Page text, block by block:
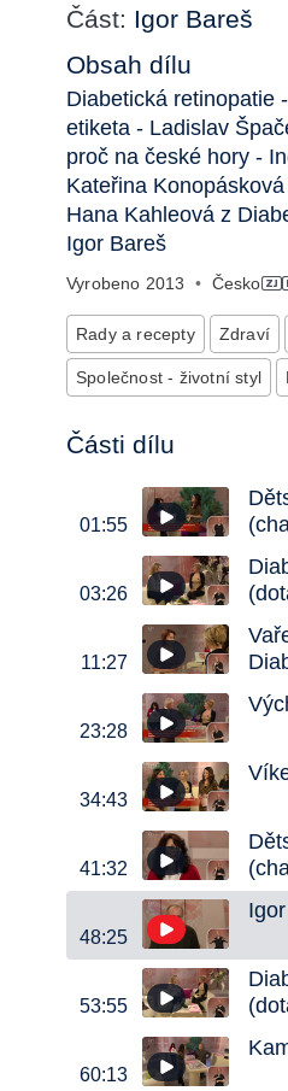
Část: Igor Bareš
Obsah dílu
Diabetická retinopatie
etiketa - Ladislav
proč na české hory -
Kateřina
Hana Kahleová z
Igor Bareš
Vyrobeno 2013 • Česko
Rady a recepty Zdraví
Společnost - životní styl
Části dílu
01:55
03:26
11:27
23:28
34:43
41:32
48:25
53:55
60:13